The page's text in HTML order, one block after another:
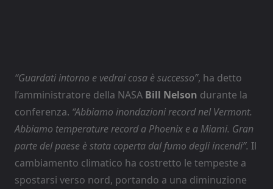
“Guardati intorno e vedrai cosa è successo”, ha detto
l’amministratore della NASA Bill Nelson durante la
conferenza. “Abbiamo inondazioni record nel Vermont.
Abbiamo temperature record a Phoenix e a Miami. Gran
parte del paese è stata coperta dal fumo degli incendi”. Il
cambiamento climatico ha costretto le tempeste a
spostarsi verso nord, portando a una diminuzione